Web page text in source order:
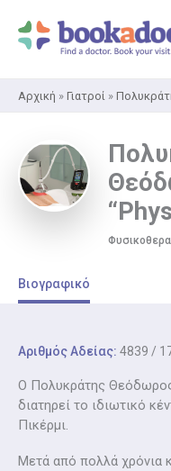
στο
περιεχόμενο
Αρχική » Γιατροί »
Βιογραφικό
Αριθμός Αδείας: 4839 /
O Πολυκράτης
διατηρεί το ιδιωτικό
Πικέρμι.
Μετά από πολλά χρόνια